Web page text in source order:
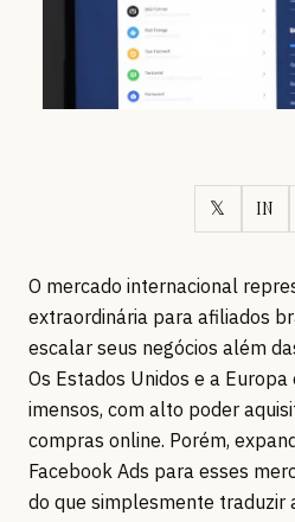
𝕏 IN
O mercado internacional
extraordinária para afiliados
escalar seus negócios além
Os Estados Unidos e a
imensos, com alto poder
compras online. Porém,
Facebook Ads para esses
do que simplesmente traduzir